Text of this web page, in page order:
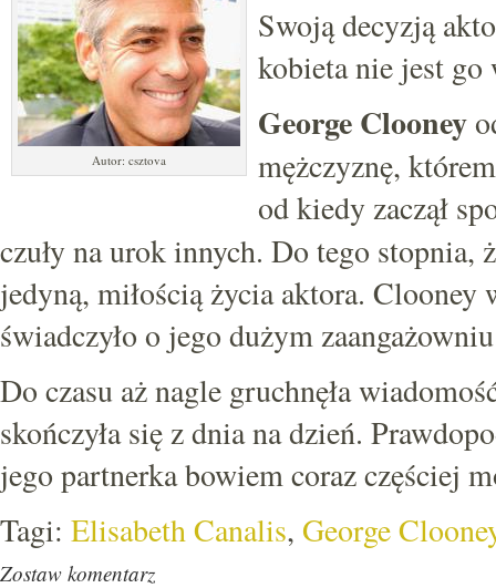
Autor: csztova
Swoją decyzją
kobieta nie jest go
George Clooney
mężczyznę,
od kiedy zaczął
czuły na urok innych. Do tego stopnia,
jedyną, miłością życia aktora. Clooney
świadczyło o jego dużym
Do czasu aż nagle gruchnęła
skończyła się z dnia na dzień.
jego partnerka bowiem coraz częściej
Tagi: Elisabeth Canalis, George
Zostaw komentarz